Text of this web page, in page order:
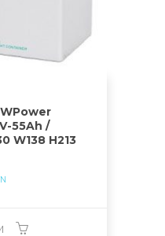
55Ah /
W138 H213